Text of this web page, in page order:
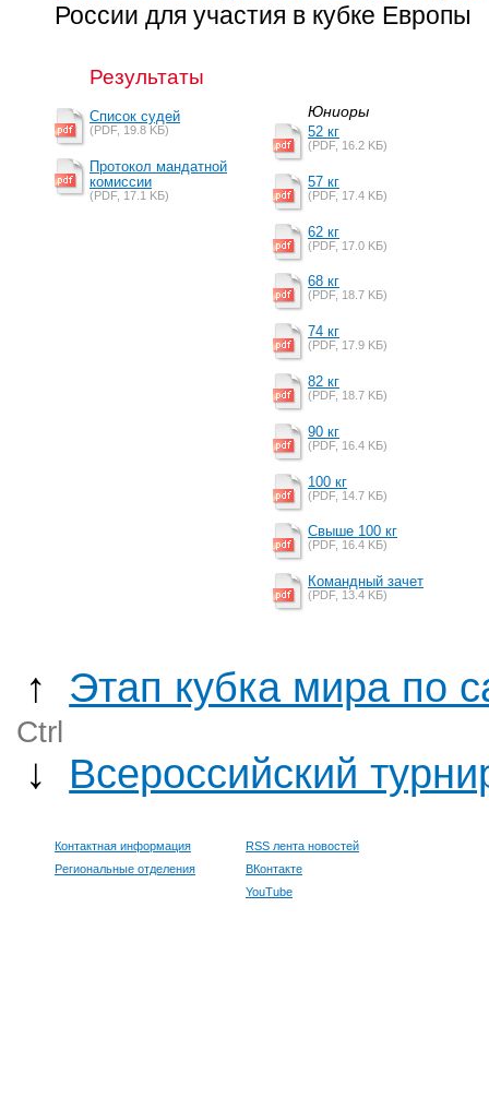
России для участия в кубке Европы
Результаты
Список судей
(PDF, 19.8 KБ)
Протокол мандатной
комиссии
(PDF, 17.1 KБ)
Юниоры
52 кг
(PDF, 16.2 KБ)
57 кг
(PDF, 17.4 KБ)
62 кг
(PDF, 17.0 KБ)
68 кг
(PDF, 18.7 KБ)
74 кг
(PDF, 17.9 KБ)
82 кг
(PDF, 18.7 KБ)
90 кг
(PDF, 16.4 KБ)
100 кг
(PDF, 14.7 KБ)
Cвыше 100 кг
(PDF, 16.4 KБ)
Командный зачет
(PDF, 13.4 KБ)
↑ Этап кубка мира по
Ctrl
↓ Всероссийский
Контактная информация
Региональные отделения
RSS лента новостей
ВКонтакте
YouTube